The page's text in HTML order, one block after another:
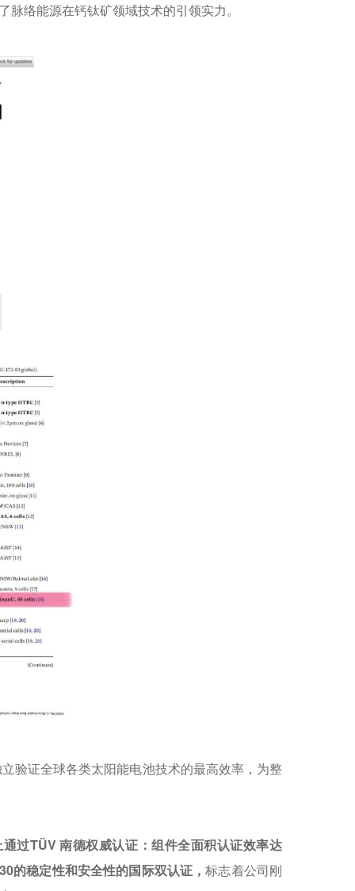
脉络能源在钙钛矿领域技术的引领实力。
验证全球各类太阳能电池技术的最高效率，为整
过TÜV 南德权威认证：组件全面积认证效率达
的稳定性和安全性的国际双认证，标志着公司刚